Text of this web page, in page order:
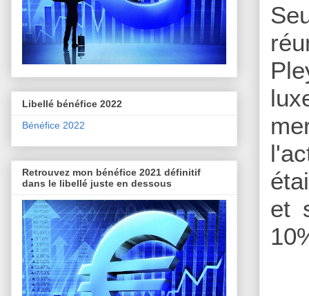
et
Libellé bénéfice 2022
Bénéfice 2022
Retrouvez mon bénéfice 2021 définitif
dans le libellé juste en dessous